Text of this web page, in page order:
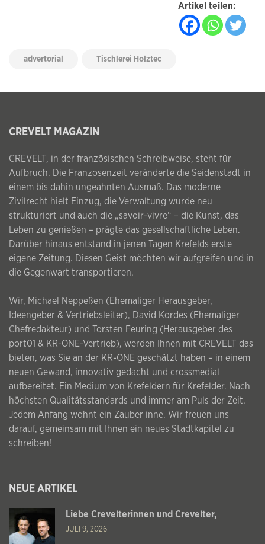
Artikel teilen:
advertorial Tischlerei Holztec
CREVELT MAGAZIN
CREVELT, in der französischen Schreibweise, steht für
Aufbruch. Die Franzosenzeit veränderte die Seidenstadt in
einem bis dahin ungeahnten Ausmaß. Das moderne
Zivilrecht hielt Einzug, die Verwaltung wurde neu
strukturiert und auch die „savoir-vivre“ – die Kunst, das
Leben zu genießen – prägte das gesellschaftliche Leben.
Darüber hinaus entstand in jenen Tagen Krefelds erste
eigene Zeitung. Diesen Geist möchten wir aufgreifen und in
die Gegenwart transportieren.
Wir, Michael Neppeßen (Ehemaliger Herausgeber,
Ideengeber & Vertriebsleiter), David Kordes (Ehemaliger
Chefredakteur) und Torsten Feuring (Herausgeber des
port01 & KR-ONE-Vertrieb), werden Ihnen mit CREVELT das
bieten, was Sie an der KR-ONE geschätzt haben – in einem
neuen Gewand, innovativ gedacht und crossmedial
aufbereitet. Ein Medium von Krefeldern für Krefelder. Nach
höchsten Qualitätsstandards und immer am Puls der Zeit.
Jedem Anfang wohnt ein Zauber inne. Wir freuen uns
darauf, gemeinsam mit Ihnen ein neues Stadtkapitel zu
schreiben!
NEUE ARTIKEL
Liebe Crevelterinnen und Crevelter,
JULI 9, 2026